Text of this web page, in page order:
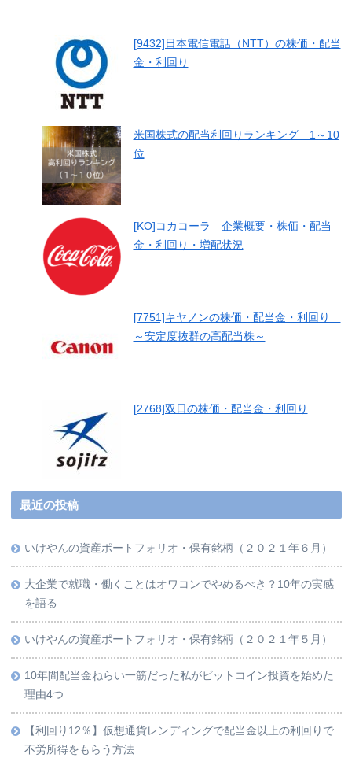
[9432]日本電信電話（NTT）の株価・配当
金・利回り
米国株式の配当利回りランキング 1～10
位
[KO]コカコーラ 企業概要・株価・配当
金・利回り・増配状況
[7751]キヤノンの株価・配当金・利回り
～安定度抜群の高配当株～
[2768]双日の株価・配当金・利回り
最近の投稿
いけやんの資産ポートフォリオ・保有銘柄（２０２１年６月）
大企業で就職・働くことはオワコンでやめるべき？10年の実感
を語る
いけやんの資産ポートフォリオ・保有銘柄（２０２１年５月）
10年間配当金ねらい一筋だった私がビットコイン投資を始めた
理由4つ
【利回り12％】仮想通貨レンディングで配当金以上の利回りで
不労所得をもらう方法